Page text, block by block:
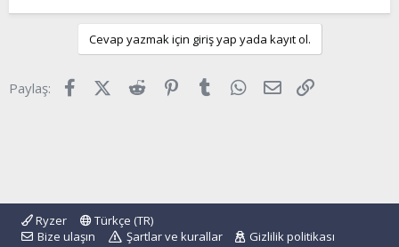
Cevap yazmak için giriş yap yada kayıt ol.
Paylaş: FacebookX (Twitter)
Reddit Pinterest
Tumblr WhatsApp
E-posta
Ryzer
Türkçe (TR)
Bize ulaşın
Şartlar ve kurallar
Gizlilik politikası